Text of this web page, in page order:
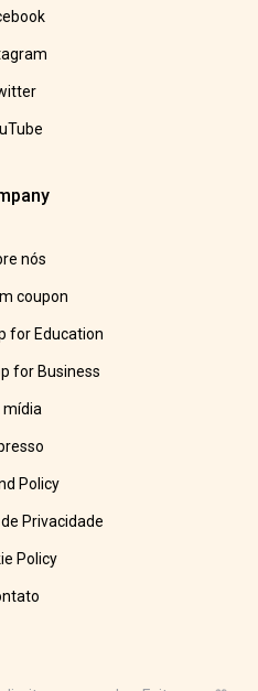
nós
coupon
for Education
for Business
mídia
Policy
Privacidade
Policy